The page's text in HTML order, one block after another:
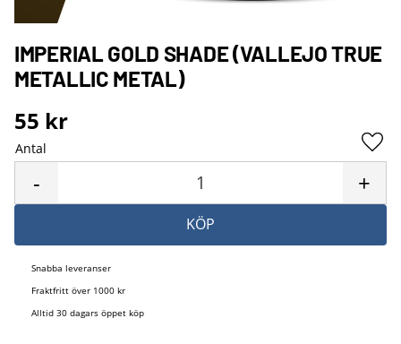
IMPERIAL GOLD SHADE (VALLEJO TRUE
METALLIC METAL)
55 kr
Antal
+
-
KÖP
Snabba leveranser
Fraktfritt över 1000 kr
Alltid 30 dagars öppet köp